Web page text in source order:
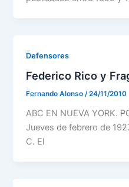
Defensores
Federico Rico y
Fernando Alonso/24/11/2010
ABC EN NUEVA YORK.
Jueves de febrero de
C. El